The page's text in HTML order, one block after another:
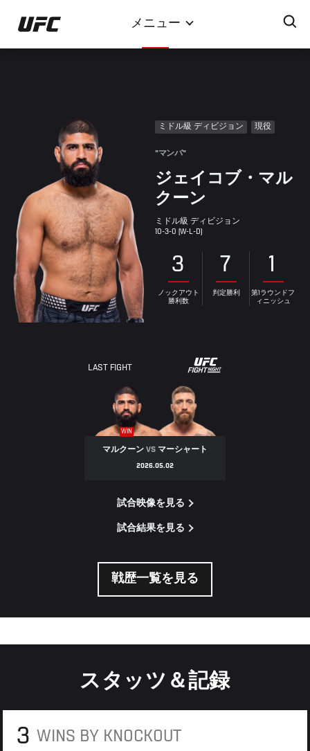
イ
ン
メニュー
ミドル級 ディビジョン 現役
"マンバ"
ジェイコブ・マル
クーン
ミドル級 ディビジョン
10-3-0 (W-L-D)
3
ノックアウト
勝利数
7
判定勝利
1
第1ラウンドフ
ィニッシュ
LAST FIGHT
WIN
マルクーン VSマーシャート
2026.05.02
試合映像を見る
試合結果を見る
戦歴一覧を見る
スタッツ＆記録
3 WINS BY KNOCKOUT